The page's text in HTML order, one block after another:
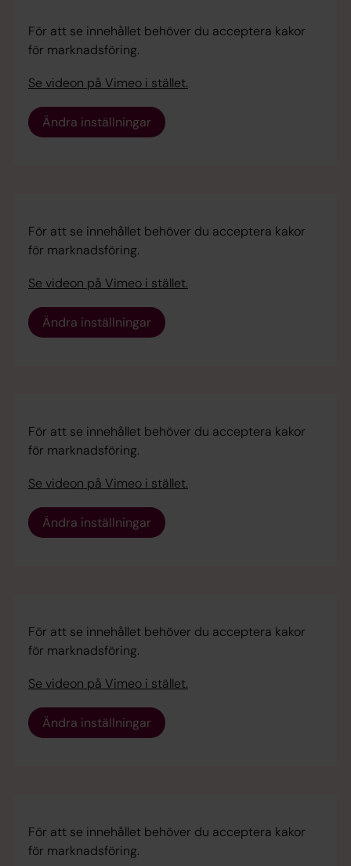
För att se innehållet behöver du acceptera kakor
för marknadsföring.
Se videon på Vimeo i stället.
Ändra inställningar
För att se innehållet behöver du acceptera kakor
för marknadsföring.
Se videon på Vimeo i stället.
Ändra inställningar
För att se innehållet behöver du acceptera kakor
för marknadsföring.
Se videon på Vimeo i stället.
Ändra inställningar
För att se innehållet behöver du acceptera kakor
för marknadsföring.
Se videon på Vimeo i stället.
Ändra inställningar
För att se innehållet behöver du acceptera kakor
för marknadsföring.